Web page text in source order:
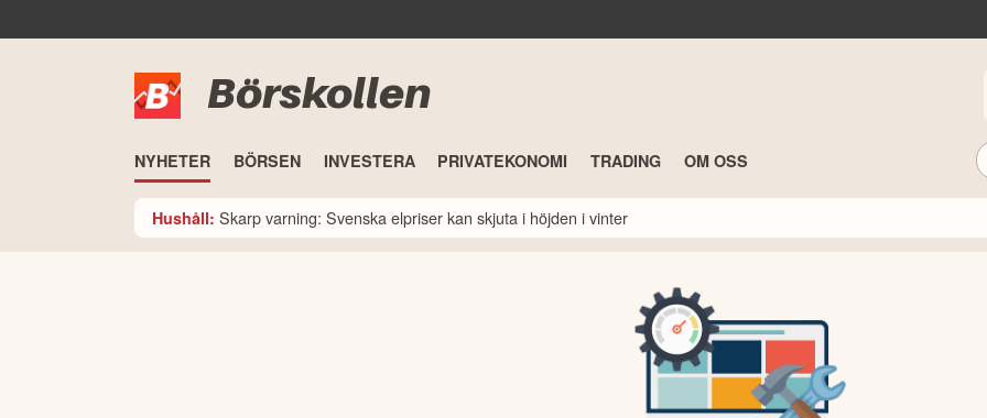
Börskollen
NYHETER BÖRSEN INVESTERA PRIVATEKONOMI TRADING OM OSS
Hushåll: Skarp varning: Svenska elpriser kan skjuta i höjden i vinter